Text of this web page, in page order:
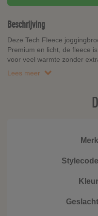
Beschrijving
Deze Tech Fleece
Premium en licht, de fleece
voor veel warmte zonder
Lees meer
Merk
Stylecode
Kleur
Geslacht